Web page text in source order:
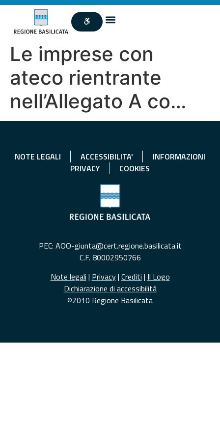
Le imprese con
ateco rientrante
nell’Allegato A co…
NOTE LEGALI ACCESSIBILITA'
INFORMAZIONI
PRIVACY
COOKIES
PEC: AOO-giunta@cert.regione.basilicata.it
C.F. 80002950766
Note legali | Privacy| Crediti | Il Logo
Dichiarazione di accessibilità
©2010 Regione Basilicata